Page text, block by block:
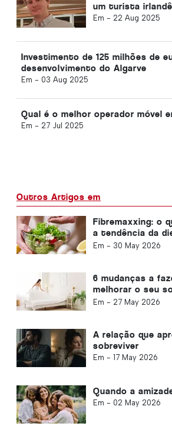
um turista
Em - 22 Aug 2025
Investimento de 125 milhões de
desenvolvimento do Algarve
Em - 03 Aug 2025
Qual é o melhor operador móvel
Em - 27 Jul 2025
Outros Artigos em
Fibremaxxing: o
a tendência da
fibras
Em - 30 May 2026
6 mudanças a
melhorar o seu
quente
Em - 27 May 2026
A relação que
sobreviver
Em - 17 May 2026
Quando a
Em - 02 May 2026